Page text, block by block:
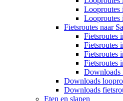
Looproutes
Looproutes
Fietsroutes naar
Fietsroutes
Fietsroutes
Fietsroutes
Fietsroutes
Downloads
Downloads
Downloads
Eten en slapen